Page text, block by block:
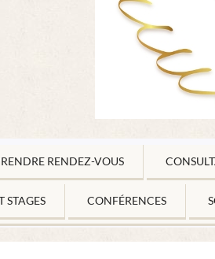
RENDEZ-VOUS
STAGES CONFÉRENCES